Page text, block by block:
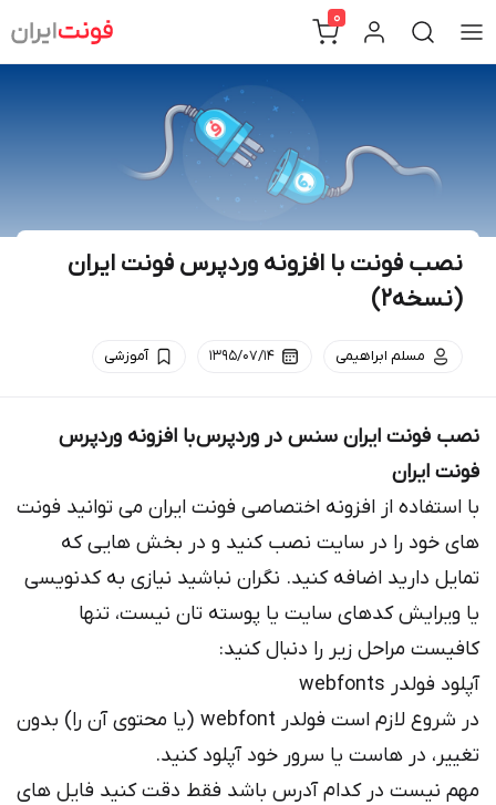
to
content
0
نصب فونت با افزونه وردپرس فونت ایران
(نسخه2)
مسلم ابراهیمی ۱۳۹۵/۰۷/۱۴ آموزشی
نصب فونت ایران سنس در وردپرس با افزونه وردپرس
فونت ایران
با استفاده از افزونه اختصاصی فونت ایران می توانید فونت
های خود را در سایت نصب کنید و در بخش هایی که
تمایل دارید اضافه کنید. نگران نباشید نیازی به کدنویسی
یا ویرایش کدهای سایت یا پوسته تان نیست، تنها
کافیست مراحل زیر را دنبال کنید:
آپلود فولدر webfonts
در شروع لازم است فولدر webfont (یا محتوی آن را) بدون
تغییر، در هاست یا سرور خود آپلود کنید.
مهم نیست در کدام آدرس باشد فقط دقت کنید فایل های